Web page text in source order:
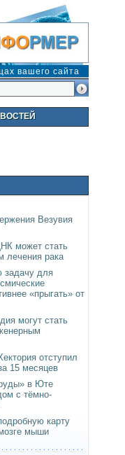
вашего сайта
Везувия
может стать
лечения рака
задачу для
«прыгать» от
могут стать
отступил
15 месяцев
в Юте
с тёмно-
карту
мыши